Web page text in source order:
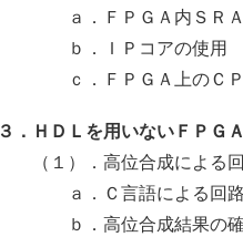
ａ．ＦＰＧＡ内ＳＲＡＭ
ｂ．ＩＰコアの使用
ｃ．ＦＰＧＡ上のＣＰＵ
３．ＨＤＬを用いないＦＰＧ
（１）．高位合成による
ａ．Ｃ言語による回路
ｂ．高位合成結果の確